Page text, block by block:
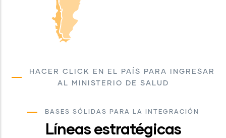
HACER CLICK EN EL PAÍS PARA INGRESAR
AL MINISTERIO DE SALUD
BASES SÓLIDAS PARA LA INTEGRACIÓN
Líneas estratégicas